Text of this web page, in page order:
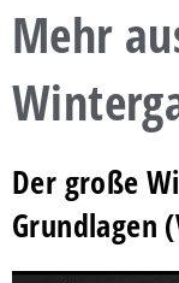
Mehr
Der große
Grundlagen